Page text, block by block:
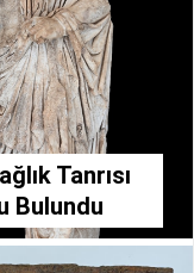
Tanrısı
Bulundu